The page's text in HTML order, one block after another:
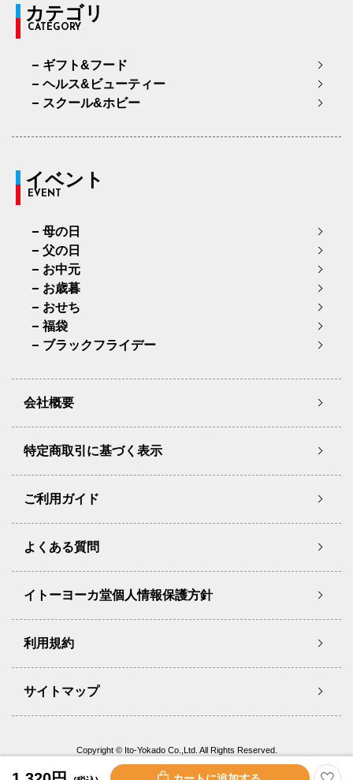
カテゴリ
CATEGORY
ギフト&フード
ヘルス&ビューティー
スクール&ホビー
イベント
EVENT
母の日
父の日
お中元
お歳暮
おせち
福袋
ブラックフライデー
会社概要
特定商取引に基づく表示
ご利用ガイド
よくある質問
イトーヨーカ堂個人情報保護方針
利用規約
サイトマップ
Copyright © Ito-Yokado Co.,Ltd. All Rights Reserved.